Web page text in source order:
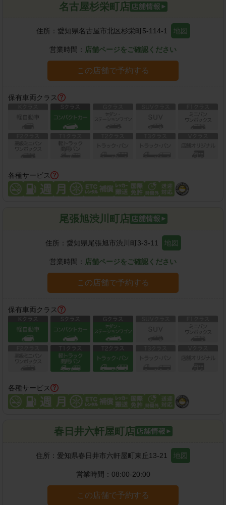
名古屋杉栄町店
住所： 愛知県名古屋市北区杉栄町5-114-1 地図
営業時間： 店舗ページをご確認ください
この店舗で予約する
保有車両クラス
各種サービス
尾張旭渋川町店
住所： 愛知県尾張旭市渋川町3-3-11 地図
営業時間： 店舗ページをご確認ください
この店舗で予約する
保有車両クラス
各種サービス
春日井六軒屋町店
住所： 愛知県春日井市六軒屋町東丘13-21 地図
営業時間： 08:00-20:00
この店舗で予約する